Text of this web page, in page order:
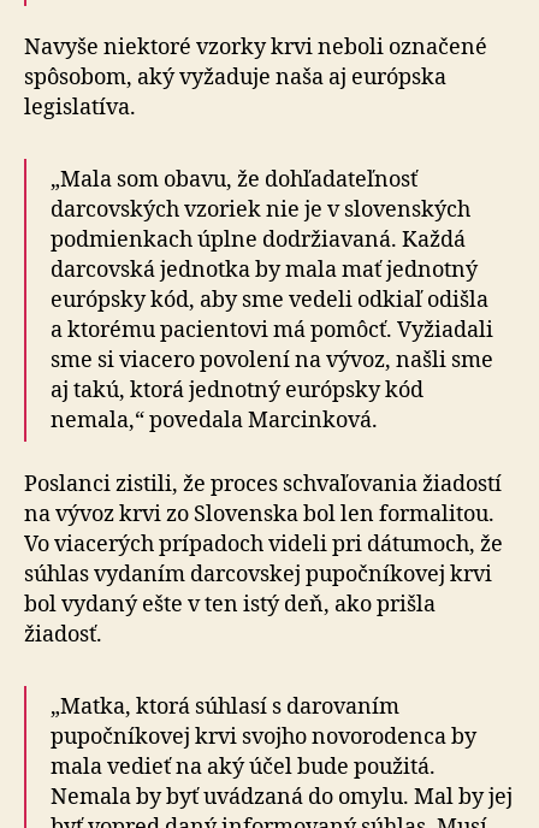
Navyše niektoré vzorky krvi neboli označené
spôsobom, aký vyžaduje naša aj európska
legislatíva.
„Mala som obavu, že dohľadateľnosť
darcovských vzoriek nie je v slovenských
podmienkach úplne dodržiavaná. Každá
darcovská jednotka by mala mať jednotný
európsky kód, aby sme vedeli odkiaľ odišla
a ktorému pacientovi má pomôcť. Vyžiadali
sme si viacero povolení na vývoz, našli sme
aj takú, ktorá jednotný európsky kód
nemala,“ povedala Marcinková.
Poslanci zistili, že proces schvaľovania žiadostí
na vývoz krvi zo Slovenska bol len formalitou.
Vo viacerých prípadoch videli pri dátumoch, že
súhlas vydaním darcovskej pupočníkovej krvi
bol vydaný ešte v ten istý deň, ako prišla
žiadosť.
„Matka, ktorá súhlasí s darovaním
pupočníkovej krvi svojho novorodenca by
mala vedieť na aký účel bude použitá.
Nemala by byť uvádzaná do omylu. Mal by jej